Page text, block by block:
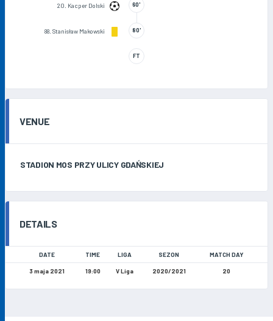
20. Kacper Dolski 60'
88. Stanisław Makowski 80'
FT
VENUE
STADION MOS PRZY ULICY GDAŃSKIEJ
DETAILS
DATE TIME LIGA SEZON MATCH DAY
3 maja 2021 19:00 V Liga 2020/2021 20